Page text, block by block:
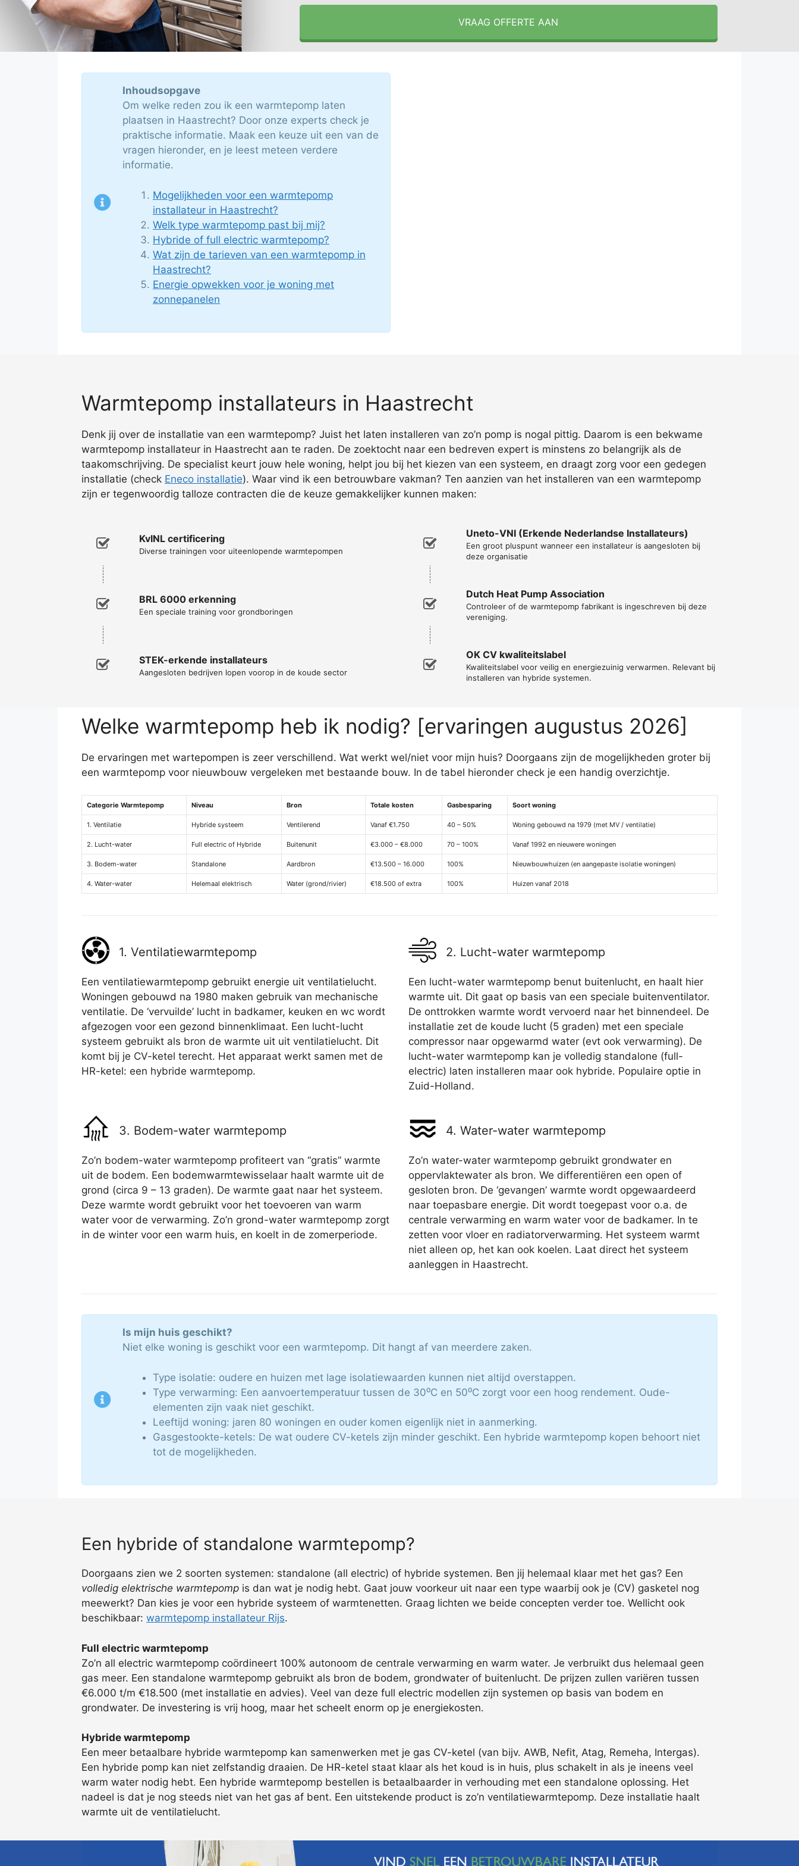
VRAAG OFFERTE AAN
Inhoudsopgave
Om welke reden zou ik een warmtepomp laten
plaatsen in Haastrecht? Door onze experts check je
praktische informatie. Maak een keuze uit een van de
vragen hieronder, en je leest meteen verdere
informatie.
Mogelijkheden voor een warmtepomp
installateur in Haastrecht?
Welk type warmtepomp past bij mij?
Hybride of full electric warmtepomp?
Wat zijn de tarieven van een warmtepomp in
Haastrecht?
Energie opwekken voor je woning met
zonnepanelen
Warmtepomp installateurs in Haastrecht
Denk jij over de installatie van een warmtepomp? Juist het laten installeren van zo’n pomp is nogal pittig. Daarom is een bekwame
warmtepomp installateur in Haastrecht aan te raden. De zoektocht naar een bedreven expert is minstens zo belangrijk als de
taakomschrijving. De specialist keurt jouw hele woning, helpt jou bij het kiezen van een systeem, en draagt zorg voor een gedegen
installatie (check Eneco installatie). Waar vind ik een betrouwbare vakman? Ten aanzien van het installeren van een warmtepomp
zijn er tegenwoordig talloze contracten die de keuze gemakkelijker kunnen maken:
KvINL certificering
Diverse trainingen voor uiteenlopende warmtepompen
BRL 6000 erkenning
Een speciale training voor grondboringen
STEK-erkende installateurs
Aangesloten bedrijven lopen voorop in de koude sector
Uneto-VNI (Erkende Nederlandse Installateurs)
Een groot pluspunt wanneer een installateur is aangesloten bij
deze organisatie
Dutch Heat Pump Association
Controleer of de warmtepomp fabrikant is ingeschreven bij deze
vereniging.
OK CV kwaliteitslabel
Kwaliteitslabel voor veilig en energiezuinig verwarmen. Relevant bij
installeren van hybride systemen.
Welke warmtepomp heb ik nodig? [ervaringen augustus 2026]
De ervaringen met wartepompen is zeer verschillend. Wat werkt wel/niet voor mijn huis? Doorgaans zijn de mogelijkheden groter bij
een warmtepomp voor nieuwbouw vergeleken met bestaande bouw. In de tabel hieronder check je een handig overzichtje.
Categorie Warmtepomp Niveau Bron Totale kosten Gasbesparing Soort woning
1. Ventilatie Hybride systeem Ventilerend Vanaf €1.750 40 – 50% Woning gebouwd na 1979 (met MV / ventilatie)
2. Lucht-water Full electric of Hybride Buitenunit €3.000 – €8.000 70 – 100% Vanaf 1992 en nieuwere woningen
3. Bodem-water Standalone Aardbron €13.500 – 16.000 100% Nieuwbouwhuizen (en aangepaste isolatie woningen)
4. Water-water Helemaal elektrisch Water (grond/rivier) €18.500 of extra 100% Huizen vanaf 2018
1. Ventilatiewarmtepomp
Een ventilatiewarmtepomp gebruikt energie uit ventilatielucht.
Woningen gebouwd na 1980 maken gebruik van mechanische
ventilatie. De ‘vervuilde’ lucht in badkamer, keuken en wc wordt
afgezogen voor een gezond binnenklimaat. Een lucht-lucht
systeem gebruikt als bron de warmte uit uit ventilatielucht. Dit
komt bij je CV-ketel terecht. Het apparaat werkt samen met de
HR-ketel: een hybride warmtepomp.
2. Lucht-water warmtepomp
Een lucht-water warmtepomp benut buitenlucht, en haalt hier
warmte uit. Dit gaat op basis van een speciale buitenventilator.
De onttrokken warmte wordt vervoerd naar het binnendeel. De
installatie zet de koude lucht (5 graden) met een speciale
compressor naar opgewarmd water (evt ook verwarming). De
lucht-water warmtepomp kan je volledig standalone (full-
electric) laten installeren maar ook hybride. Populaire optie in
Zuid-Holland.
3. Bodem-water warmtepomp
Zo’n bodem-water warmtepomp profiteert van “gratis” warmte
uit de bodem. Een bodemwarmtewisselaar haalt warmte uit de
grond (circa 9 – 13 graden). De warmte gaat naar het systeem.
Deze warmte wordt gebruikt voor het toevoeren van warm
water voor de verwarming. Zo’n grond-water warmtepomp zorgt
in de winter voor een warm huis, en koelt in de zomerperiode.
4. Water-water warmtepomp
Zo’n water-water warmtepomp gebruikt grondwater en
oppervlaktewater als bron. We differentiëren een open of
gesloten bron. De ‘gevangen’ warmte wordt opgewaardeerd
naar toepasbare energie. Dit wordt toegepast voor o.a. de
centrale verwarming en warm water voor de badkamer. In te
zetten voor vloer en radiatorverwarming. Het systeem warmt
niet alleen op, het kan ook koelen. Laat direct het systeem
aanleggen in Haastrecht.
Is mijn huis geschikt?
Niet elke woning is geschikt voor een warmtepomp. Dit hangt af van meerdere zaken.
Type isolatie: oudere en huizen met lage isolatiewaarden kunnen niet altijd overstappen.
Type verwarming: Een aanvoertemperatuur tussen de 30⁰C en 50⁰C zorgt voor een hoog rendement. Oude-
elementen zijn vaak niet geschikt.
Leeftijd woning: jaren 80 woningen en ouder komen eigenlijk niet in aanmerking.
Gasgestookte-ketels: De wat oudere CV-ketels zijn minder geschikt. Een hybride warmtepomp kopen behoort niet
tot de mogelijkheden.
Een hybride of standalone warmtepomp?
Doorgaans zien we 2 soorten systemen: standalone (all electric) of hybride systemen. Ben jij helemaal klaar met het gas? Een
volledig elektrische warmtepomp is dan wat je nodig hebt. Gaat jouw voorkeur uit naar een type waarbij ook je (CV) gasketel nog
meewerkt? Dan kies je voor een hybride systeem of warmtenetten. Graag lichten we beide concepten verder toe. Wellicht ook
beschikbaar: warmtepomp installateur Rijs.
Full electric warmtepomp
Zo’n all electric warmtepomp coördineert 100% autonoom de centrale verwarming en warm water. Je verbruikt dus helemaal geen
gas meer. Een standalone warmtepomp gebruikt als bron de bodem, grondwater of buitenlucht. De prijzen zullen variëren tussen
€6.000 t/m €18.500 (met installatie en advies). Veel van deze full electric modellen zijn systemen op basis van bodem en
grondwater. De investering is vrij hoog, maar het scheelt enorm op je energiekosten.
Hybride warmtepomp
Een meer betaalbare hybride warmtepomp kan samenwerken met je gas CV-ketel (van bijv. AWB, Nefit, Atag, Remeha, Intergas).
Een hybride pomp kan niet zelfstandig draaien. De HR-ketel staat klaar als het koud is in huis, plus schakelt in als je ineens veel
warm water nodig hebt. Een hybride warmtepomp bestellen is betaalbaarder in verhouding met een standalone oplossing. Het
nadeel is dat je nog steeds niet van het gas af bent. Een uitstekende product is zo’n ventilatiewarmtepomp. Deze installatie haalt
warmte uit de ventilatielucht.